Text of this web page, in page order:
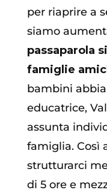
per riaprire a
siamo
passaparola
famiglie
bambini
educatrice,
assunta
famiglia. Così
strutturarci
di 5 ore e